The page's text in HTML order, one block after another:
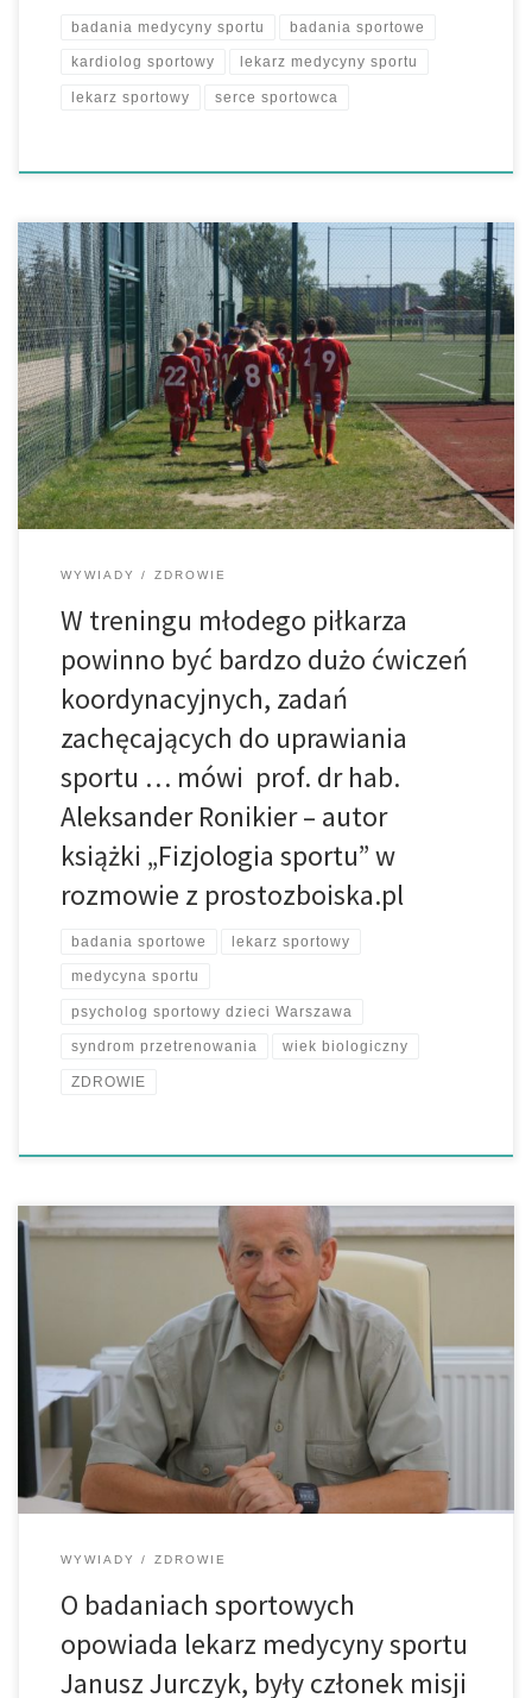
badania medycyny sportu badania sportowe
kardiolog sportowy lekarz medycyny sportu
lekarz sportowy serce sportowca
Najważniejszą cechą człowieka jest wydolność. Gry zespołowe
wymagają dobrej podstawy motorycznej, koordynacyjnej. Na
początku wydolność nie jest tak ważna. Ona się wykształca w
sposób naturalny poprzez proces treningowy. Ktoś kto ma
trudności motoryczne i zahamowania motoryczne nie będzie
dobrym piłkarzem ani koszykarzem, siatkarzem czy piłkarzem […]
WYWIADY ZDROWIE
W treningu młodego piłkarza
powinno być bardzo dużo ćwiczeń
koordynacyjnych, zadań
zachęcających do uprawiania
sportu … mówi prof. dr hab.
Aleksander Ronikier – autor
książki „Fizjologia sportu” w
rozmowie z prostozboiska.pl
badania sportowe lekarz sportowy
medycyna sportu
psycholog sportowy dzieci Warszawa
syndrom przetrenowania wiek biologiczny
ZDROWIE
Proszę opowiedzieć kilka słów o sobie. Jestem specjalistą chorób
dzieci, chorób płuc, alergologiem, specjalistą medycyny
sportowej. Aktualnie zajmuję się medycyną sportową i alergologią.
2. Czym dokładnie zajmuje się lekarz medycyny sportu? Lekarz
medycyny sportu zajmuje się przede wszystkim opieką medyczną
nad sportowcami oraz kwalifikacją […]
WYWIADY ZDROWIE
O badaniach sportowych
opowiada lekarz medycyny sportu
Janusz Jurczyk, były członek misji